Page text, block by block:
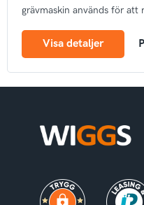
grävmaskin används för
Visa detaljer